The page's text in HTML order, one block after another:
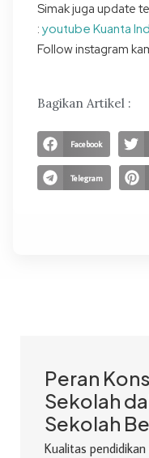
Simak juga update
: youtube Kuanta
Follow instagram
Bagikan Artikel :
Facebook
Telegram
Peran
Sekolah
Sekolah
Kualitas